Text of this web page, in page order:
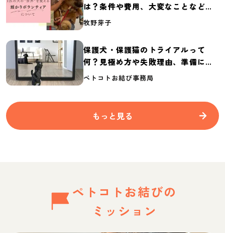
は？条件や費用、大変なことなど紹
介
牧野芽子
保護犬・保護猫のトライアルって
何？見極め方や失敗理由、準備に必
要なものを紹介
ペトコトお結び事務局
もっと見る
ペトコトお結びの
ミッション